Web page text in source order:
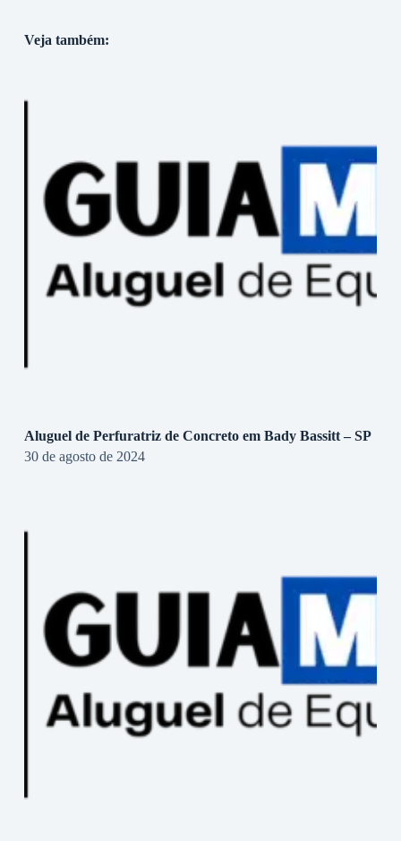
Veja também:
Aluguel de Perfuratriz de Concreto em Bady Bassitt – SP
30 de agosto de 2024